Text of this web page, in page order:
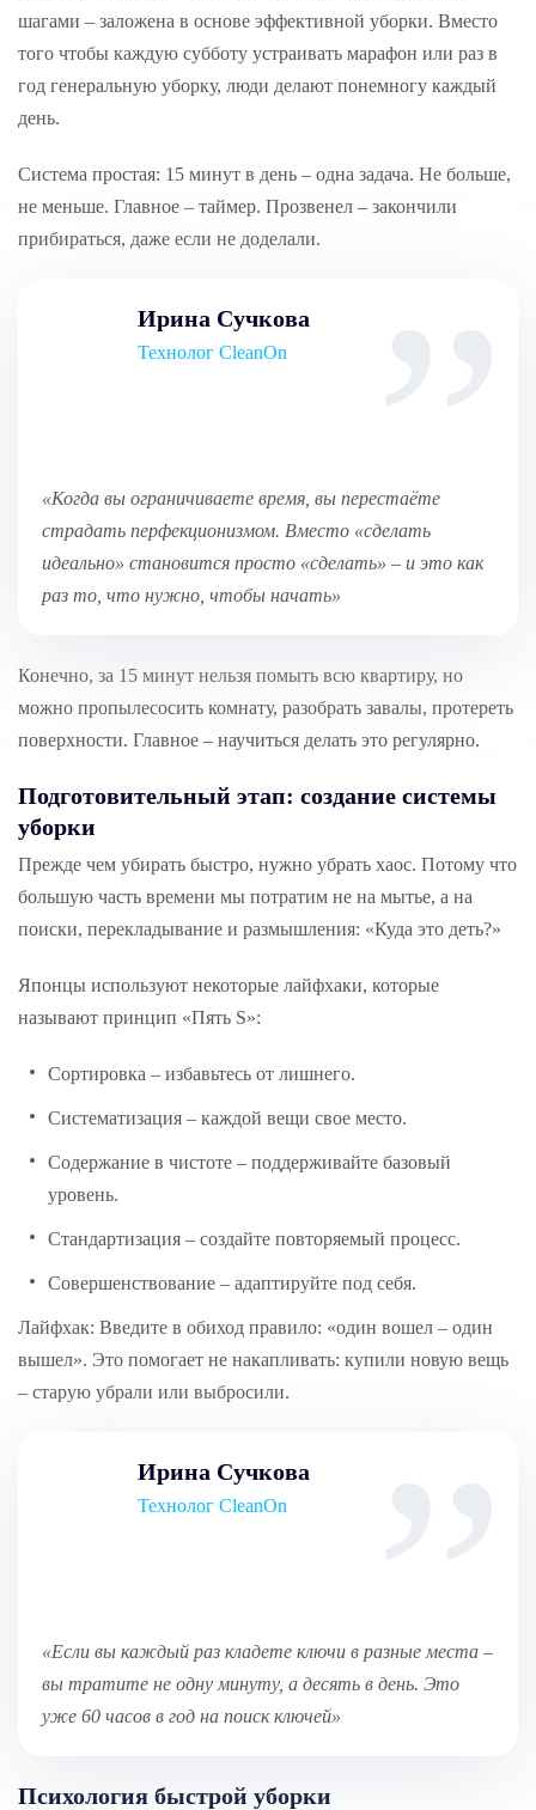
шагами – заложена в основе эффективной уборки. Вместо
того чтобы каждую субботу устраивать марафон или раз в
год генеральную уборку, люди делают понемногу каждый
день.
Система простая: 15 минут в день – одна задача. Не больше,
не меньше. Главное – таймер. Прозвенел – закончили
прибираться, даже если не доделали.
Ирина Сучкова
Технолог CleanOn
«Когда вы ограничиваете время, вы перестаёте
страдать перфекционизмом. Вместо «сделать
идеально» становится просто «сделать» – и это как
раз то, что нужно, чтобы начать»
Конечно, за 15 минут нельзя помыть всю квартиру, но
можно пропылесосить комнату, разобрать завалы, протереть
поверхности. Главное – научиться делать это регулярно.
Подготовительный этап: создание системы
уборки
Прежде чем убирать быстро, нужно убрать хаос. Потому что
большую часть времени мы потратим не на мытье, а на
поиски, перекладывание и размышления: «Куда это деть?»
Японцы используют некоторые лайфхаки, которые
называют принцип «Пять S»:
Сортировка – избавьтесь от лишнего.
Систематизация – каждой вещи свое место.
Содержание в чистоте – поддерживайте базовый
уровень.
Стандартизация – создайте повторяемый процесс.
Совершенствование – адаптируйте под себя.
Лайфхак: Введите в обиход правило: «один вошел – один
вышел». Это помогает не накапливать: купили новую вещь
– старую убрали или выбросили.
Ирина Сучкова
Технолог CleanOn
«Если вы каждый раз кладете ключи в разные места –
вы тратите не одну минуту, а десять в день. Это
уже 60 часов в год на поиск ключей»
Психология быстрой уборки